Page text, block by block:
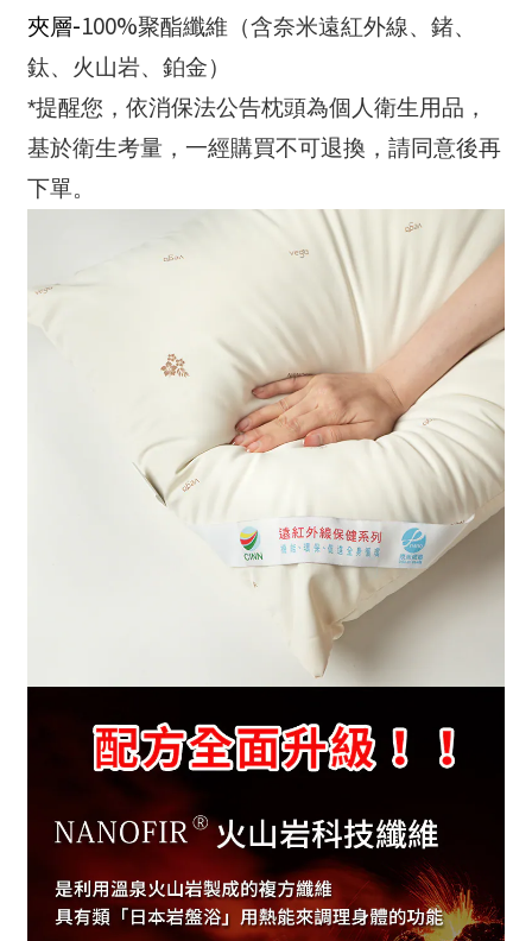
夾層-100%聚酯纖維（含奈米遠紅外線、鍺、
鈦、火山岩、鉑金）
*提醒您，依消保法公告枕頭為個人衛生用品，
基於衛生考量，一經購買不可退換，請同意後再
下單。